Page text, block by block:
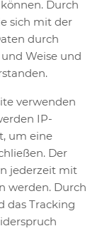
Durch
sich mit der
durch
Weise und
verwenden
IP-
um eine
Der
jederzeit mit
werden. Durch
das Tracking